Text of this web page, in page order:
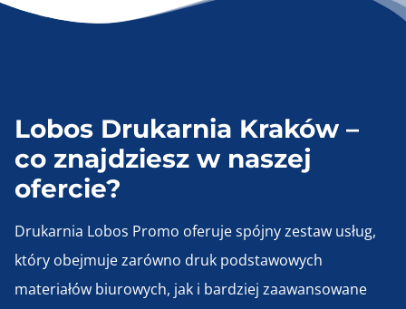
Lobos Drukarnia Kraków –
co znajdziesz w naszej
ofercie?
Drukarnia Lobos Promo oferuje spójny zestaw usług,
który obejmuje zarówno druk podstawowych
materiałów biurowych, jak i bardziej zaawansowane